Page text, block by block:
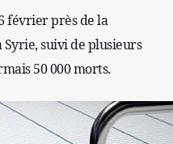
février près de la
suivi de plusieurs
50 000 morts.